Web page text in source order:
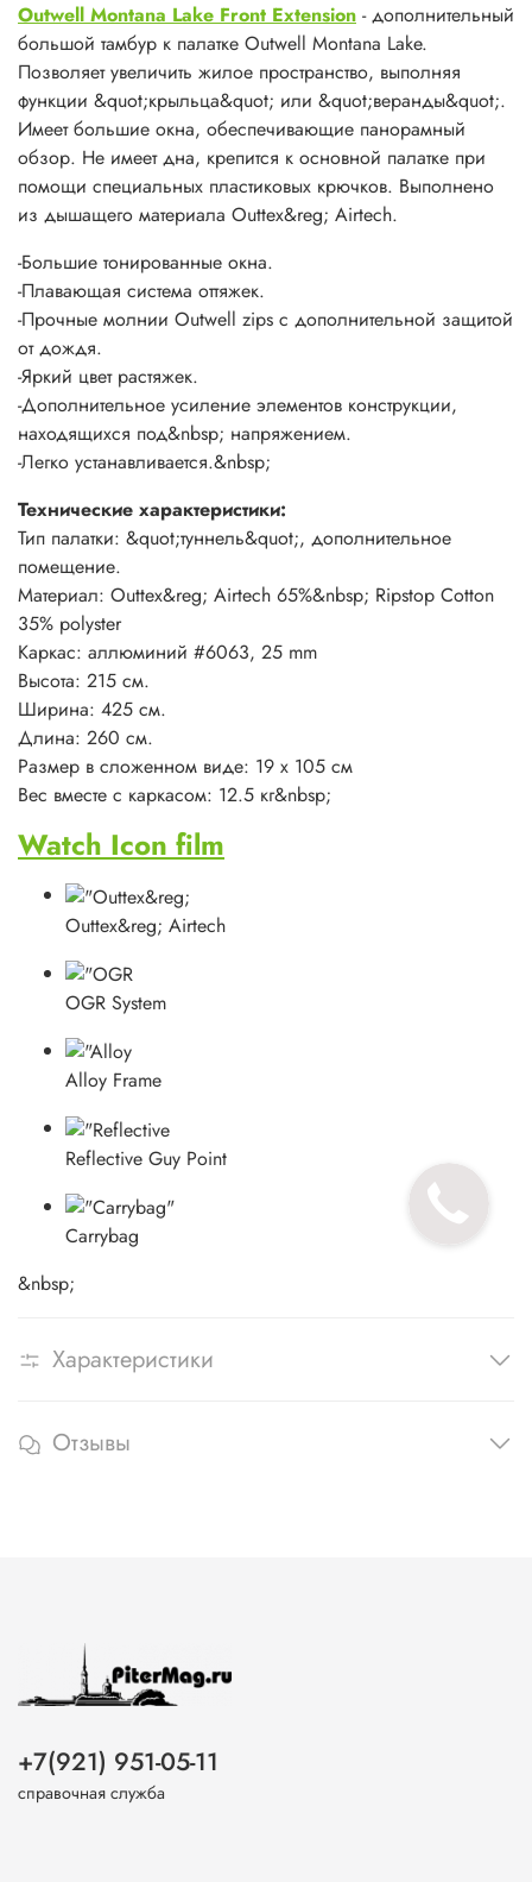
Ширина: 425 см.
Длина: 260 см.
Размер в сложенном виде: 19 x 105 cм
Вес вместе с каркасом: 12.5 кг&nbsp;
Watch Icon film
Outtex&reg; Airtech
OGR System
Alloy Frame
Reflective Guy Point
Carrybag
&nbsp;
Outwell Montana Lake Front Extension - дополнительный
большой тамбур к палатке Outwell Montana Lake.
Позволяет увеличить жилое пространство, выполняя
функции &quot;крыльца&quot; или &quot;веранды&quot;.
Имеет большие окна, обеспечивающие панорамный
обзор. Не имеет дна, крепится к основной палатке при
помощи специальных пластиковых крючков. Выполнено
из дышащего материала Outtex&reg; Airtech.
-Большие тонированные окна.
-Плавающая система оттяжек.
-Прочные молнии Outwell zips с дополнительной защитой
от дождя.
-Яркий цвет растяжек.
-Дополнительное усиление элементов конструкции,
находящихся под&nbsp; напряжением.
-Легко устанавливается.&nbsp;
Технические характеристики:
Тип палатки: &quot;туннель&quot;, дополнительное
помещение.
Материал: Outtex&reg; Airtech 65%&nbsp; Ripstop Cotton
35% polyster
Каркас: аллюминий #6063, 25 mm
Высота: 215 см.
Ширина: 425 см.
Длина: 260 см.
Размер в сложенном виде: 19 x 105 cм
Вес вместе с каркасом: 12.5 кг&nbsp;
Watch Icon film
Outtex&reg; Airtech
OGR System
Alloy Frame
Reflective Guy Point
Carrybag
&nbsp;
Характеристики
Отзывы
+7(921) 951-05-11
справочная служба